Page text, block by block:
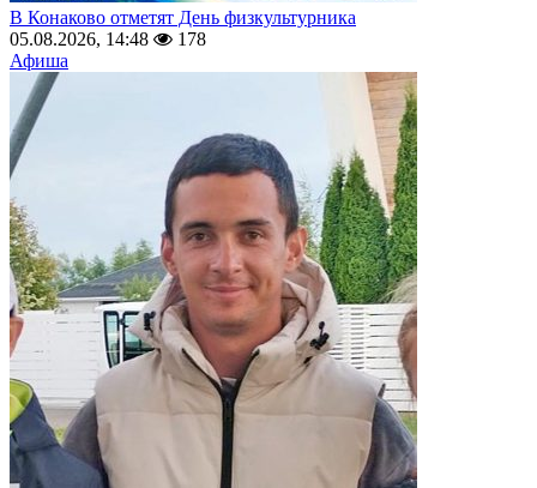
В Конаково отметят День физкультурника
05.08.2026, 14:48
178
Афиша